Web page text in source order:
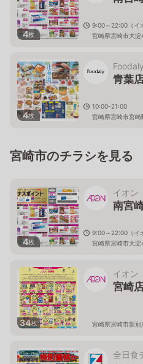
4枚
9:00～22:00（イ
宮崎県宮崎市大
4枚
Foodaly
青葉
10:00-21:00
宮崎県宮崎市宮
宮崎市のチラシを見る
4枚
イオン
南宮
9:00～22:00（イ
宮崎県宮崎市大
34枚
イオン
宮崎
宮崎県宮崎市新
全日食